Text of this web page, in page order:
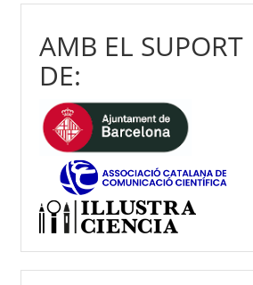
AMB EL SUPORT
DE: